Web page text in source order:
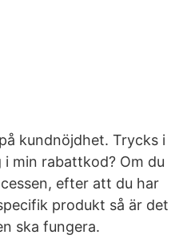
kundnöjdhet. Trycks i
i min rabattkod? Om du
efter att du har
produkt så är det
ska fungera.